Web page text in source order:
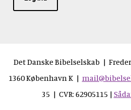
Det Danske Bibelselskab |
1360 København K |
35 | CVR: 62905115 |